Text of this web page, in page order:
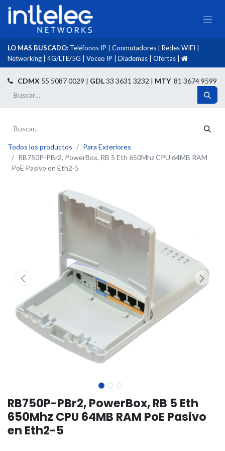
LO MAS BUSCADO: Teléfonos IP Conmutadores Redes WIFI
Networking
4G/LTE/5G Voceo IP Diademas Ofertas
CDMX 55 5087 0029 | GDL33 3631 3232 | MTY81 3674 9599
Todos los productos
Para Exteriores
RB750P-PBr2, PowerBox, RB 5 Eth 650Mhz CPU 64MB RAM
PoE Pasivo en Eth2-5
RB750P-PBr2, PowerBox, RB 5 Eth
650Mhz CPU 64MB RAM PoE Pasivo
en Eth2-5